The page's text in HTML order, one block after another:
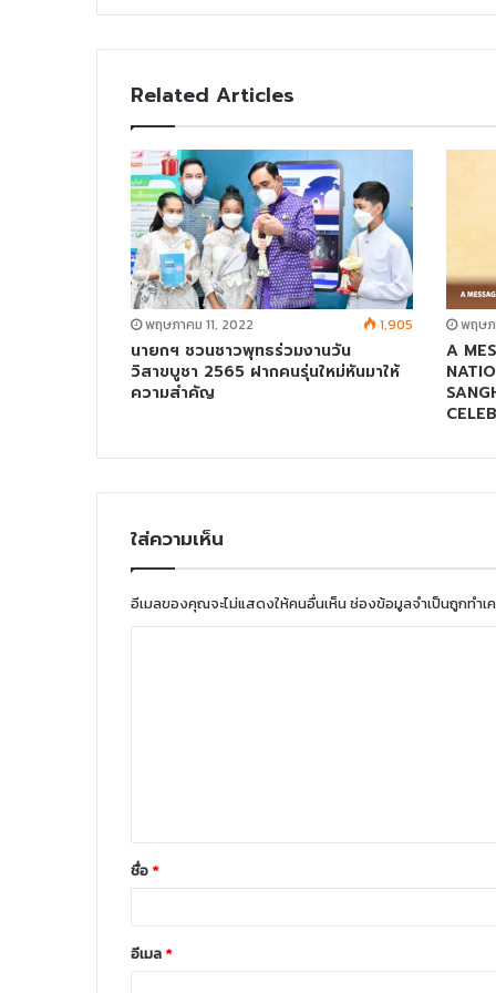
e
Related Articles
พฤษภาคม 11, 2022 1,905
นายกฯ ชวนชาวพุทธร่วมงานวัน
วิสาขบูชา 2565 ฝากคนรุ่นใหม่หันมาให้
ความสำคัญ
พฤษภ
A
ใส่ความเห็น
อีเมลของคุณจะไม่แสดงให้คนอื่นเห็นช่องข้อมูลจำเป็นถูกทำเ
ชื่อ *
อีเมล *